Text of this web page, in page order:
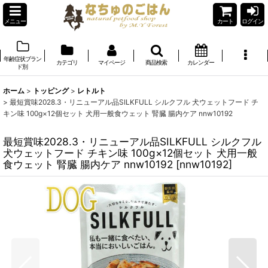
メニュー カート ログイン
年齢症状ブラン
ド別
カテゴリ マイページ 商品検索 カレンダー
ホーム > トッピング > レトルト
> 最短賞味2028.3・リニューアル品SILKFULL シルクフル 犬ウェットフード チ
キン味 100g×12個セット 犬用一般食ウェット 腎臓 腸内ケア nnw10192
最短賞味2028.3・リニューアル品SILKFULL シルクフル
犬ウェットフード チキン味 100g×12個セット 犬用一般
食ウェット 腎臓 腸内ケア nnw10192 [nnw10192]